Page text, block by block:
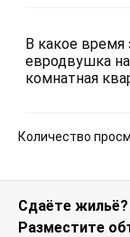
В какое
евродвушка
комнатная
Количество
Сдаёте жильё?
Разместите